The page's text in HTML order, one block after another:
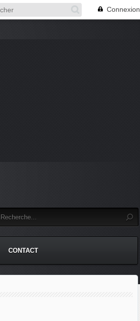
Connexion
CONTACT